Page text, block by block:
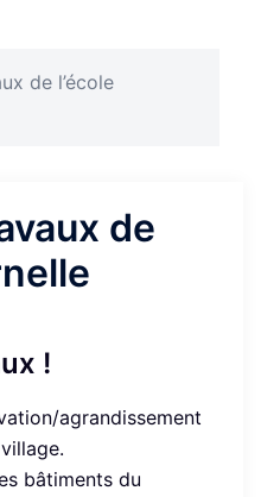
de l’école
de
!
agrandissement
bâtiments du